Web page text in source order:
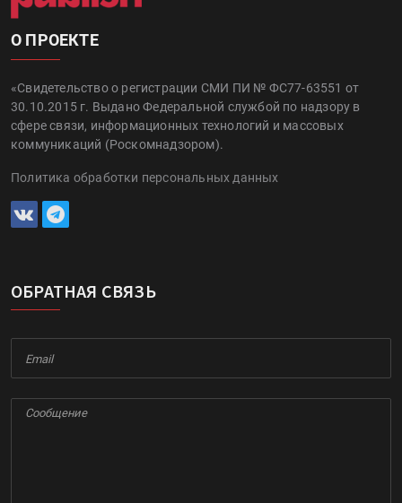
О ПРОЕКТЕ
«Свидетельство о регистрации СМИ ПИ № ФС77-63551 от
30.10.2015 г. Выдано Федеральной службой по надзору в
сфере связи, информационных технологий и массовых
коммуникаций (Роскомнадзором).
Политика обработки персональных данных
ОБРАТНАЯ СВЯЗЬ